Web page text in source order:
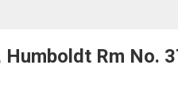
Humboldt Rm No.